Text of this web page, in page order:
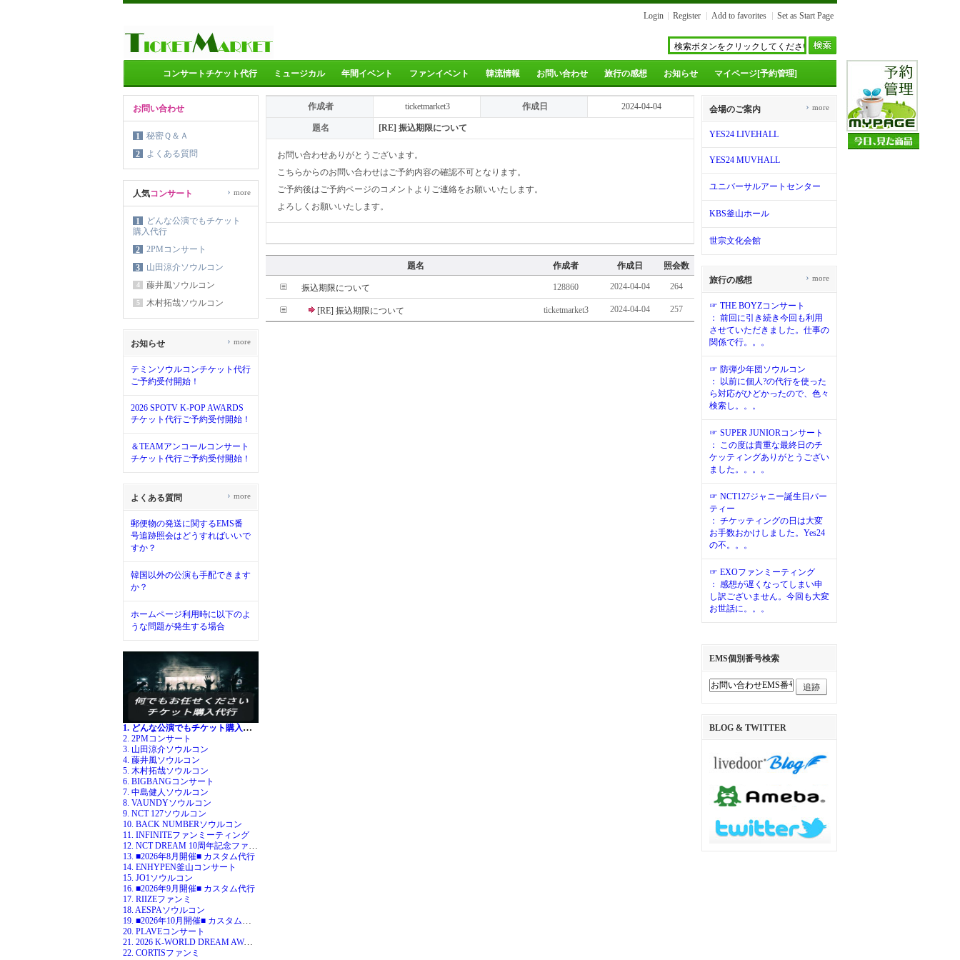
Login Register Add to favorites Set as Start Page
コンサートチケット代行 ミュージカル 年間イベント ファンイベント 韓流情報 お問い合わせ 旅行の感想 お知らせ マイページ[予約管理]
お問い合わせ
1
秘密Ｑ＆Ａ
2
よくある質問
人気コンサート
1
どんな公演でもチケット
購入代行
2
2PMコンサート
3
山田涼介ソウルコン
4 藤井風ソウルコン
5 木村拓哉ソウルコン
› more
お知らせ
テミンソウルコンチケット代行
ご予約受付開始！
2026 SPOTV K-POP AWARDS
チケット代行ご予約受付開始！
＆TEAMアンコールコンサート
チケット代行ご予約受付開始！
› more
よくある質問
郵便物の発送に関するEMS番
号追跡照会はどうすればいいで
すか？
韓国以外の公演も手配できます
か？
ホームページ利用時に以下のよ
うな問題が発生する場合
› more
1. どんな公演でもチケット購入代行
2. 2PMコンサート
3. 山田涼介ソウルコン
4. 藤井風ソウルコン
5. 木村拓哉ソウルコン
6. BIGBANGコンサート
7. 中島健人ソウルコン
8. VAUNDYソウルコン
9. NCT 127ソウルコン
10. BACK NUMBERソウルコン
11. INFINITEファンミーティング
12. NCT DREAM 10周年記念ファンミ
13. ■2026年8月開催■ カスタム代行
14. ENHYPEN釜山コンサート
15. JO1ソウルコン
16. ■2026年9月開催■ カスタム代行
17. RIIZEファンミ
18. AESPAソウルコン
19. ■2026年10月開催■ カスタム代行
20. PLAVEコンサート
21. 2026 K-WORLD DREAM AWARDS
22. CORTISファンミ
作成者 ticketmarket3 作成日 2024-04-04
題名 [RE] 振込期限について
お問い合わせありがとうございます。
こちらからのお問い合わせはご予約内容の確認不可となります。
ご予約後はご予約ページのコメントよりご連絡をお願いいたします。
よろしくお願いいたします。
題名 作成者 作成日 照会数
振込期限について 128860 2024-04-04 264
[RE] 振込期限について ticketmarket3 2024-04-04 257
会場のご案内
YES24 LIVEHALL
YES24 MUVHALL
ユニバーサルアートセンター
KBS釜山ホール
世宗文化会館
› more
旅行の感想
☞ THE BOYZコンサート
： 前回に引き続き今回も利用
させていただきました。仕事の
関係で行。。。
☞ 防弾少年団ソウルコン
： 以前に個人?の代行を使った
ら対応がひどかったので、色々
検索し。。。
☞ SUPER JUNIORコンサート
： この度は貴重な最終日のチ
ケッティングありがとうござい
ました。。。。
☞ NCT127ジャニー誕生日パー
ティー
： チケッティングの日は大変
お手数おかけしました。Yes24
の不。。。
☞ EXOファンミーティング
： 感想が遅くなってしまい申
し訳ございません。今回も大変
お世話に。。。
› more
EMS個別番号検索
追跡
BLOG & TWITTER